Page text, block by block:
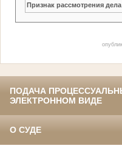
Признак рассмотрения дела
ПОДАЧА
ЭЛЕКТРОННОМ ВИДЕ
О СУДЕ